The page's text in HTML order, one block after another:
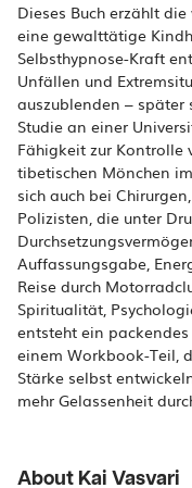
Dieses Buch erzählt
eine gewalttätige
Selbsthypnose-Kraft
Unfällen und
auszublenden – später
Studie an einer
Fähigkeit zur Kontrolle
tibetischen Mönchen
sich auch bei
Polizisten, die unter
Auffassungsgabe,
Reise durch
Spiritualität,
entsteht ein
einem Workbook-Teil,
Stärke selbst
mehr Gelassenheit
About Kai Vasvari